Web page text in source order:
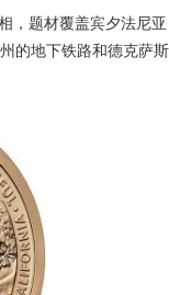
，题材覆盖宾夕法尼亚
的地下铁路和德克萨斯